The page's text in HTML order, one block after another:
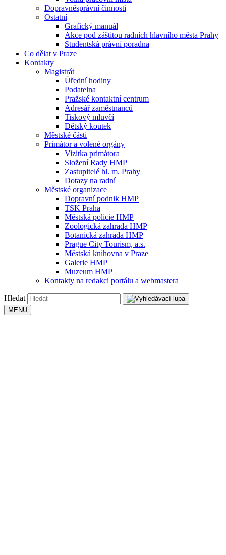
Dopravněsprávní činnosti
Ostatní
Grafický manuál
Akce pod záštitou radních hlavního města Prahy
Studentská právní poradna
Co dělat v Praze
Kontakty
Magistrát
Úřední hodiny
Podatelna
Pražské kontaktní centrum
Adresář zaměstnanců
Tiskový mluvčí
Dětský koutek
Městské části
Primátor a volené orgány
Vizitka primátora
Složení Rady HMP
Zastupitelé hl. m. Prahy
Dotazy na radní
Městské organizace
Dopravní podnik HMP
TSK Praha
Městská policie HMP
Zoologická zahrada HMP
Botanická zahrada HMP
Prague City Tourism, a.s.
Městská knihovna v Praze
Galerie HMP
Muzeum HMP
Kontakty na redakci portálu a webmastera
Hledat
MENU